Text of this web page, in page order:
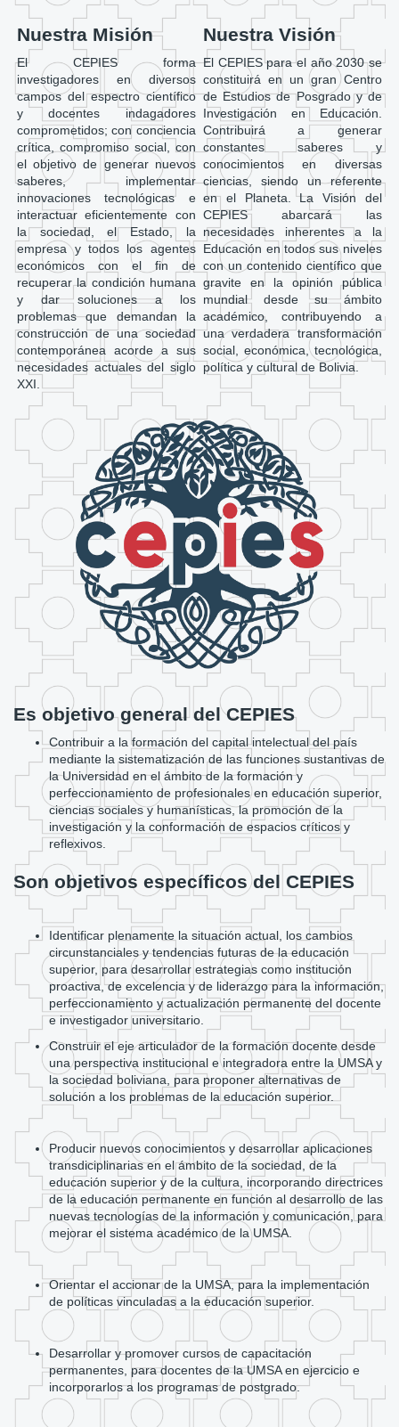
Nuestra Misión
El CEPIES forma
investigadores en diversos
campos del espectro científico
y docentes indagadores
comprometidos; con conciencia
crítica, compromiso social, con
el objetivo de generar nuevos
saberes, implementar
innovaciones tecnológicas e
interactuar eficientemente con
la sociedad, el Estado, la
empresa y todos los agentes
económicos con el fin de
recuperar la condición humana
y dar soluciones a los
problemas que demandan la
construcción de una sociedad
contemporánea acorde a sus
necesidades actuales del siglo
XXI.
Nuestra Visión
El CEPIES para el año 2030 se
constituirá en un gran Centro
de Estudios de Posgrado y de
Investigación en Educación.
Contribuirá a generar
constantes saberes y
conocimientos en diversas
ciencias, siendo un referente
en el Planeta. La Visión del
CEPIES abarcará las
necesidades inherentes a la
Educación en todos sus niveles
con un contenido científico que
gravite en la opinión pública
mundial desde su ámbito
académico, contribuyendo a
una verdadera transformación
social, económica, tecnológica,
política y cultural de Bolivia.
Es objetivo general del CEPIES
Contribuir a la formación del capital intelectual del país
mediante la sistematización de las funciones sustantivas de
la Universidad en el ámbito de la formación y
perfeccionamiento de profesionales en educación superior,
ciencias sociales y humanísticas, la promoción de la
investigación y la conformación de espacios críticos y
reflexivos.
Son objetivos específicos del CEPIES
Identificar plenamente la situación actual, los cambios
circunstanciales y tendencias futuras de la educación
superior, para desarrollar estrategias como institución
proactiva, de excelencia y de liderazgo para la información,
perfeccionamiento y actualización permanente del docente
e investigador universitario.
Construir el eje articulador de la formación docente desde
una perspectiva institucional e integradora entre la UMSA y
la sociedad boliviana, para proponer alternativas de
solución a los problemas de la educación superior.
Producir nuevos conocimientos y desarrollar aplicaciones
transdiciplinarias en el ámbito de la sociedad, de la
educación superior y de la cultura, incorporando directrices
de la educación permanente en función al desarrollo de las
nuevas tecnologías de la información y comunicación, para
mejorar el sistema académico de la UMSA.
Orientar el accionar de la UMSA, para la implementación
de políticas vinculadas a la educación superior.
Desarrollar y promover cursos de capacitación
permanentes, para docentes de la UMSA en ejercicio e
incorporarlos a los programas de postgrado.